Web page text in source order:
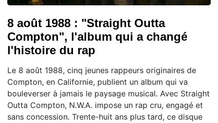
8 août 1988 : "Straight Outta
Compton", l'album qui a changé
l'histoire du rap
Le 8 août 1988, cinq jeunes rappeurs originaires de
Compton, en Californie, publient un album qui va
bouleverser à jamais le paysage musical. Avec Straight
Outta Compton, N.W.A. impose un rap cru, engagé et
sans concession. Trente-huit ans plus tard, ce disque